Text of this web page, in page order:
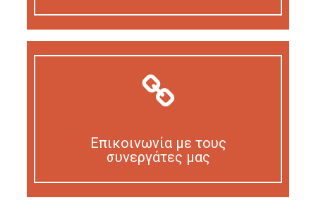
Επικοινωνία με τους
συνεργάτες μας